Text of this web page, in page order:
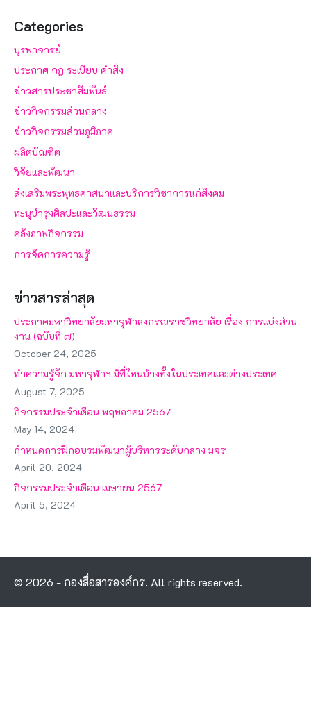
Categories
บุรพาจารย์
ประกาศ กฎ ระเบียบ คำสั่ง
ข่าวสารประชาสัมพันธ์
ข่าวกิจกรรมส่วนกลาง
ข่าวกิจกรรมส่วนภูมิภาค
ผลิตบัณฑิต
วิจัยและพัฒนา
ส่งเสริมพระพุทธศาสนาและบริการวิชาการแก่สังคม
ทะนุบำรุงศิลปะและวัฒนธรรม
คลังภาพกิจกรรม
การจัดการความรู้
ข่าวสารล่าสุด
ประกาศมหาวิทยาลัยมหาจุฬาลงกรณราชวิทยาลัย เรื่อง การแบ่งส่วน
งาน (ฉบับที่ ๗)
October 24, 2025
ทำความรู้จัก มหาจุฬาฯ มีที่ไหนบ้างทั้งในประเทศและต่างประเทศ
August 7, 2025
กิจกรรมประจำเดือน พฤษภาคม 2567
May 14, 2024
กำหนดการฝึกอบรมพัฒนาผู้บริหารระดับกลาง มจร
April 20, 2024
กิจกรรมประจำเดือน เมษายน 2567
April 5, 2024
© 2026 - กองสื่อสารองค์กร. All rights reserved.